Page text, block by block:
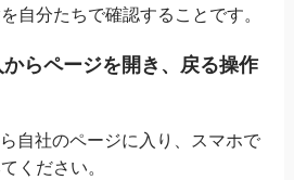
自分たちで確認することです。
らページを開き、戻る操作
自社のページに入り、スマホで
ください。